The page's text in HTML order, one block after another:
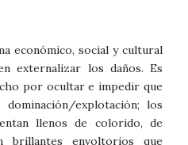
económico, social y cultural
externalizar los daños. Es
por ocultar e impedir que
explotación; los
llenos de colorido, de
brillantes envoltorios que